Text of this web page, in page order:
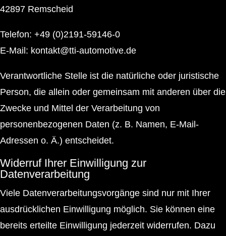
42897 Remscheid
Telefon: +49 (0)2191-59146-0
E-Mail: kontakt@tti-automotive.de
Verantwortliche Stelle ist die natürliche oder juristische
Person, die allein oder gemeinsam mit anderen über die
Zwecke und Mittel der Verarbeitung von
personenbezogenen Daten (z. B. Namen, E-Mail-
Adressen o. Ä.) entscheidet.
Widerruf Ihrer Einwilligung zur
Datenverarbeitung
Viele Datenverarbeitungsvorgänge sind nur mit Ihrer
ausdrücklichen Einwilligung möglich. Sie können eine
bereits erteilte Einwilligung jederzeit widerrufen. Dazu